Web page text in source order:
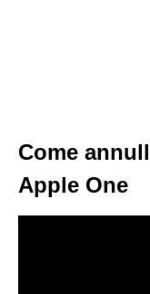
Come
Apple One